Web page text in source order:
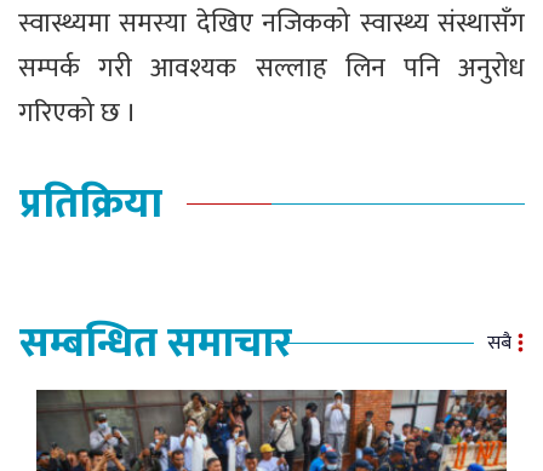
स्वास्थ्यमा समस्या देखिए नजिकको स्वास्थ्य संस्थासँग
सम्पर्क गरी आवश्यक सल्लाह लिन पनि अनुरोध
गरिएको छ ।
प्रतिक्रिया
सम्बन्धित समाचार सबै